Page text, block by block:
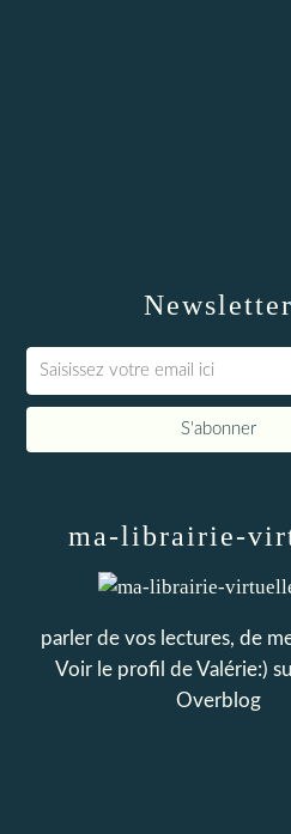
Newsletter
ma-librairie-
parler de vos lectures, de
Voir le profil deValérie:)
Overblog